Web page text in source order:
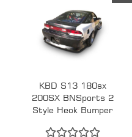
KBD S13 180sx
200SX BNSports 2
Style Heck Bumper
Nissan